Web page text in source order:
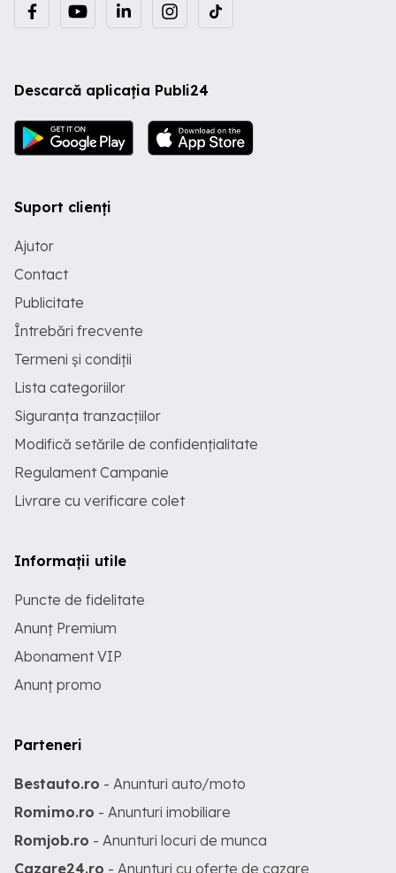
Descarcă aplicația Publi24
Suport clienți
Ajutor
Contact
Publicitate
Întrebări frecvente
Termeni și condiții
Lista categoriilor
Siguranța tranzacțiilor
Modifică setările de confidențialitate
Regulament Campanie
Livrare cu verificare colet
Informații utile
Puncte de fidelitate
Anunț Premium
Abonament VIP
Anunț promo
Parteneri
Bestauto.ro - Anunturi auto/moto
Romimo.ro - Anunturi imobiliare
Romjob.ro - Anunturi locuri de munca
Cazare24.ro - Anunturi cu oferte de cazare